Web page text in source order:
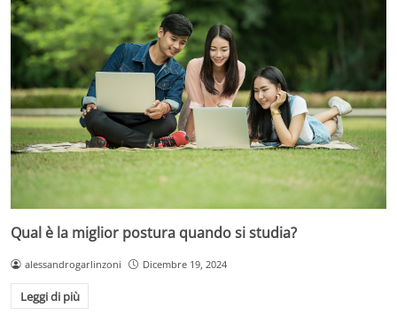
Qual è la miglior postura quando si studia?
alessandrogarlinzoni Dicembre 19, 2024
Leggi di più